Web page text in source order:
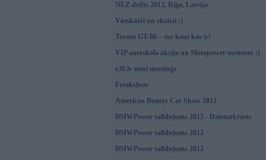
NEZ drifts 2012, Rīga, Latvija
Vienkārši un skaisti :)
Toyota GT-86 – tur kaut kas ir!
VIP autoskola akcija un Motopower meitenes :)
e30.lv mini meetings
Freakshow
American Beauty Car Show 2012
BMWPower salidojums 2012 - Dzintarkrasts
BMWPower salidojums 2012
BMWPower salidojums 2012